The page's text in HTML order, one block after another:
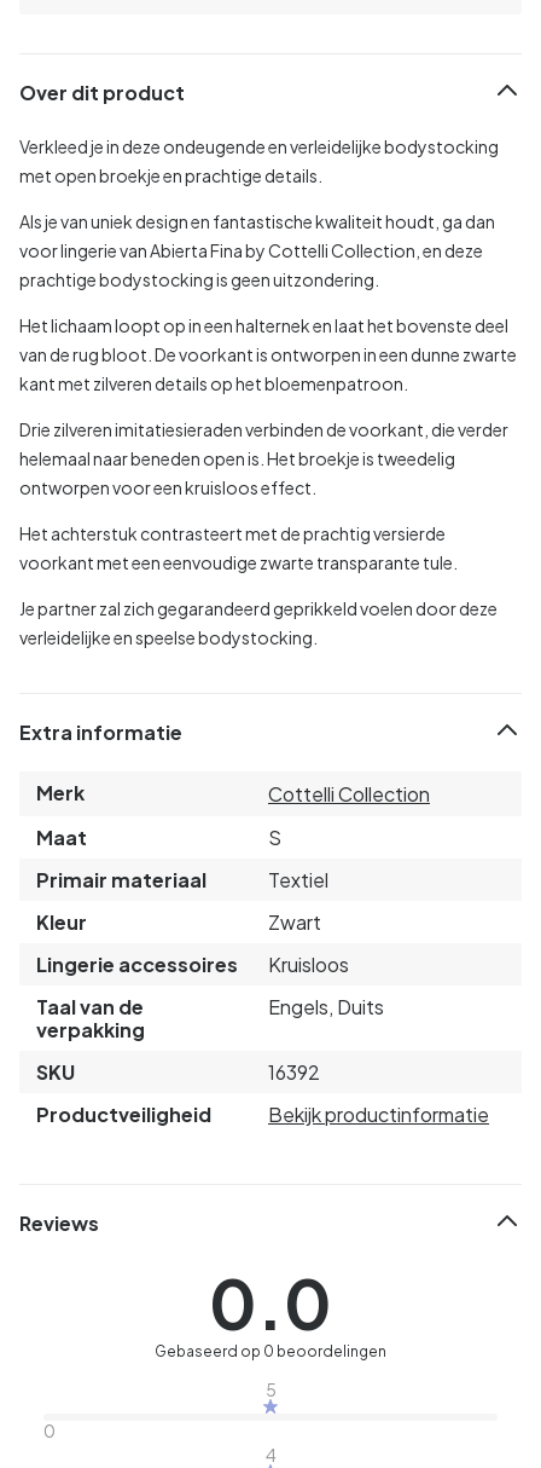
Over dit product
Verkleed je in deze ondeugende en verleidelijke bodystocking
met open broekje en prachtige details.
Als je van uniek design en fantastische kwaliteit houdt, ga dan
voor lingerie van Abierta Fina by Cottelli Collection, en deze
prachtige bodystocking is geen uitzondering.
Het lichaam loopt op in een halternek en laat het bovenste deel
van de rug bloot. De voorkant is ontworpen in een dunne zwarte
kant met zilveren details op het bloemenpatroon.
Drie zilveren imitatiesieraden verbinden de voorkant, die verder
helemaal naar beneden open is. Het broekje is tweedelig
ontworpen voor een kruisloos effect.
Het achterstuk contrasteert met de prachtig versierde
voorkant met een eenvoudige zwarte transparante tule.
Je partner zal zich gegarandeerd geprikkeld voelen door deze
verleidelijke en speelse bodystocking.
Extra informatie
Merk
Cottelli Collection
Maat
S
Primair materiaal
Textiel
Kleur
Zwart
Lingerie accessoires
Kruisloos
Taal van de
verpakking
Engels, Duits
SKU
16392
Productveiligheid
Bekijk productinformatie
Reviews
0.0
Gebaseerd op 0 beoordelingen
5
0
4